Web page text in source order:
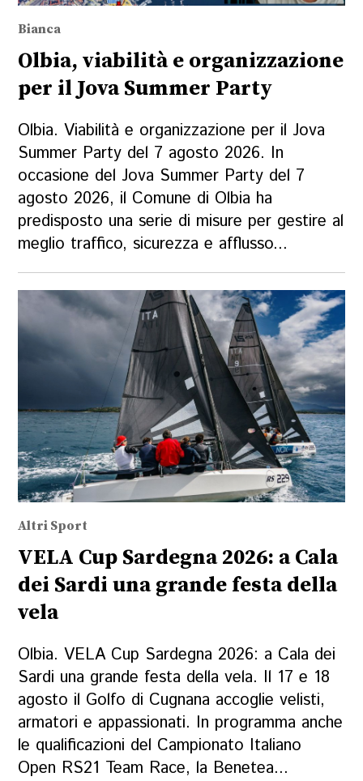
Bianca
Olbia, viabilità e organizzazione
per il Jova Summer Party
Olbia. Viabilità e organizzazione per il Jova
Summer Party del 7 agosto 2026. In
occasione del Jova Summer Party del 7
agosto 2026, il Comune di Olbia ha
predisposto una serie di misure per gestire al
meglio traffico, sicurezza e afflusso...
Altri Sport
VELA Cup Sardegna 2026: a Cala
dei Sardi una grande festa della
vela
Olbia. VELA Cup Sardegna 2026: a Cala dei
Sardi una grande festa della vela. Il 17 e 18
agosto il Golfo di Cugnana accoglie velisti,
armatori e appassionati. In programma anche
le qualificazioni del Campionato Italiano
Open RS21 Team Race, la Benetea...